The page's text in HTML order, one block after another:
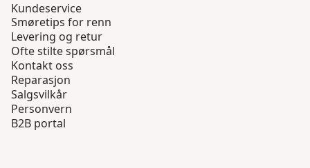
Kundeservice
Smøretips for renn
Levering og retur
Ofte stilte spørsmål
Kontakt oss
Reparasjon
Salgsvilkår
Personvern
B2B portal